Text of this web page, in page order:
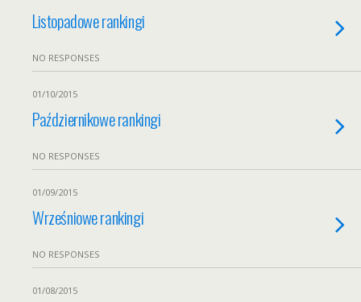
Listopadowe rankingi
NO RESPONSES
01/10/2015
Październikowe rankingi
NO RESPONSES
01/09/2015
Wrześniowe rankingi
NO RESPONSES
01/08/2015